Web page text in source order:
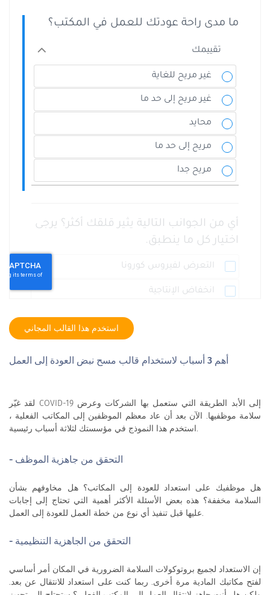
استخدم هذا القالب المجاني
أهم 3 أسباب لاستخدام قالب مسح نبض العودة إلى العمل
لقد غيّر COVID-19 إلى الأبد الطريقة التي ستعمل بها الشركات وعرض
سلامة موظفيها. الآن بعد أن عاد معظم الموظفين إلى المكاتب الفعلية ،
استخدم هذا النموذج في مؤسستك لثلاثة أسباب رئيسية.
- التحقق من جاهزية الموظف
هل موظفيك على استعداد للعودة إلى المكاتب؟ هل مخاوفهم بشأن
السلامة مخففة؟ هذه بعض الأسئلة الأكثر أهمية التي تحتاج إلى إجابات
عليها قبل تنفيذ أي نوع من خطة العمل للعودة إلى العمل.
- التحقق من الجاهزية التنظيمية
إن الاستعداد لجميع بروتوكولات السلامة الضرورية في المكان أمر أساسي
لفتح مكاتبك المادية مرة أخرى. ربما كنت على استعداد للانتقال عن بعد.